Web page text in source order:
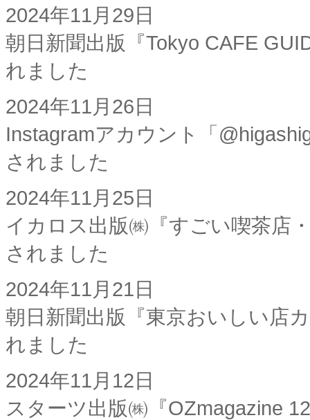
2024年11月29日
朝日新聞出版『Tokyo CAFE
れました
2024年11月26日
Instagramアカウント「
されました
2024年11月25日
イカロス出版㈱『すごい喫茶店
されました
2024年11月21日
朝日新聞出版『東京おいしい店
れました
2024年11月12日
スターツ出版㈱『OZmagazine